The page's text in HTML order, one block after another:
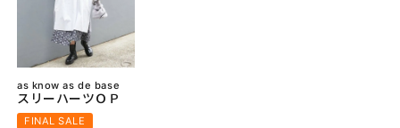
as know as de base
スリーハーツＯＰ
FINAL SALE